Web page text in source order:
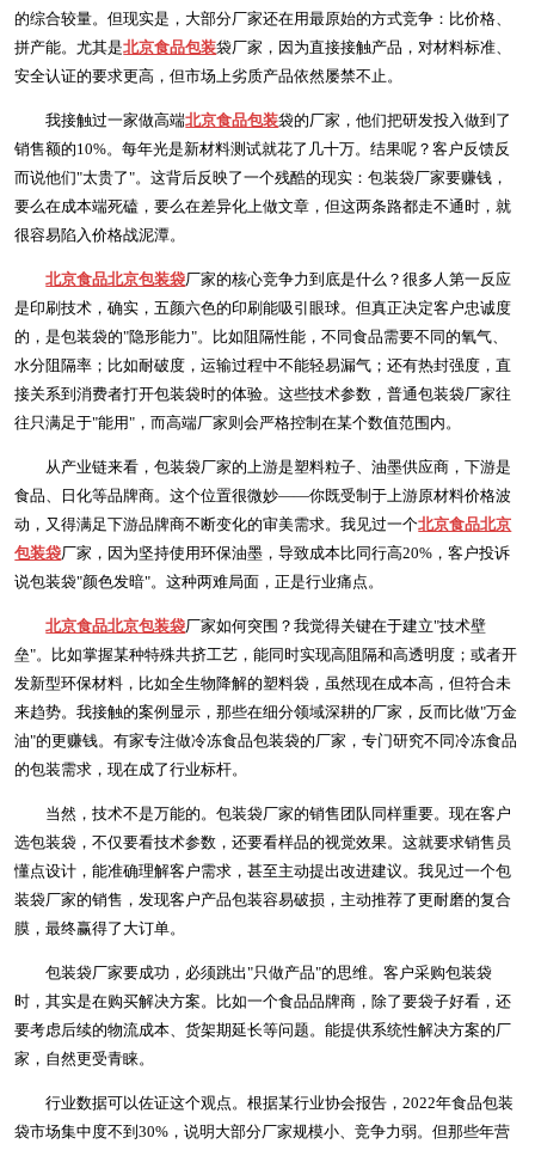
的综合较量。但现实是，大部分厂家还在用最原始的方式竞争：比价格、
拼产能。尤其是北京食品包装袋厂家，因为直接接触产品，对材料标准、
安全认证的要求更高，但市场上劣质产品依然屡禁不止。
我接触过一家做高端北京食品包装袋的厂家，他们把研发投入做到了
销售额的10%。每年光是新材料测试就花了几十万。结果呢？客户反馈反
而说他们"太贵了"。这背后反映了一个残酷的现实：包装袋厂家要赚钱，
要么在成本端死磕，要么在差异化上做文章，但这两条路都走不通时，就
很容易陷入价格战泥潭。
北京食品北京包装袋厂家的核心竞争力到底是什么？很多人第一反应
是印刷技术，确实，五颜六色的印刷能吸引眼球。但真正决定客户忠诚度
的，是包装袋的"隐形能力"。比如阻隔性能，不同食品需要不同的氧气、
水分阻隔率；比如耐破度，运输过程中不能轻易漏气；还有热封强度，直
接关系到消费者打开包装袋时的体验。这些技术参数，普通包装袋厂家往
往只满足于"能用"，而高端厂家则会严格控制在某个数值范围内。
从产业链来看，包装袋厂家的上游是塑料粒子、油墨供应商，下游是
食品、日化等品牌商。这个位置很微妙——你既受制于上游原材料价格波
动，又得满足下游品牌商不断变化的审美需求。我见过一个北京食品北京
包装袋厂家，因为坚持使用环保油墨，导致成本比同行高20%，客户投诉
说包装袋"颜色发暗"。这种两难局面，正是行业痛点。
北京食品北京包装袋厂家如何突围？我觉得关键在于建立"技术壁
垒"。比如掌握某种特殊共挤工艺，能同时实现高阻隔和高透明度；或者开
发新型环保材料，比如全生物降解的塑料袋，虽然现在成本高，但符合未
来趋势。我接触的案例显示，那些在细分领域深耕的厂家，反而比做"万金
油"的更赚钱。有家专注做冷冻食品包装袋的厂家，专门研究不同冷冻食品
的包装需求，现在成了行业标杆。
当然，技术不是万能的。包装袋厂家的销售团队同样重要。现在客户
选包装袋，不仅要看技术参数，还要看样品的视觉效果。这就要求销售员
懂点设计，能准确理解客户需求，甚至主动提出改进建议。我见过一个包
装袋厂家的销售，发现客户产品包装容易破损，主动推荐了更耐磨的复合
膜，最终赢得了大订单。
包装袋厂家要成功，必须跳出"只做产品"的思维。客户采购包装袋
时，其实是在购买解决方案。比如一个食品品牌商，除了要袋子好看，还
要考虑后续的物流成本、货架期延长等问题。能提供系统性解决方案的厂
家，自然更受青睐。
行业数据可以佐证这个观点。根据某行业协会报告，2022年食品包装
袋市场集中度不到30%，说明大部分厂家规模小、竞争力弱。但那些年营